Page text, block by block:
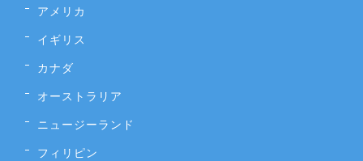
アメリカ
イギリス
カナダ
オーストラリア
ニュージーランド
フィリピン